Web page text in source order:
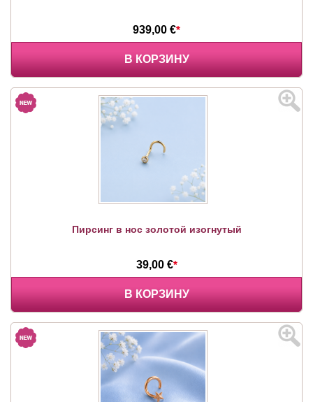
939,00 €*
В КОРЗИНУ
Пирсинг в нос золотой изогнутый
39,00 €*
В КОРЗИНУ